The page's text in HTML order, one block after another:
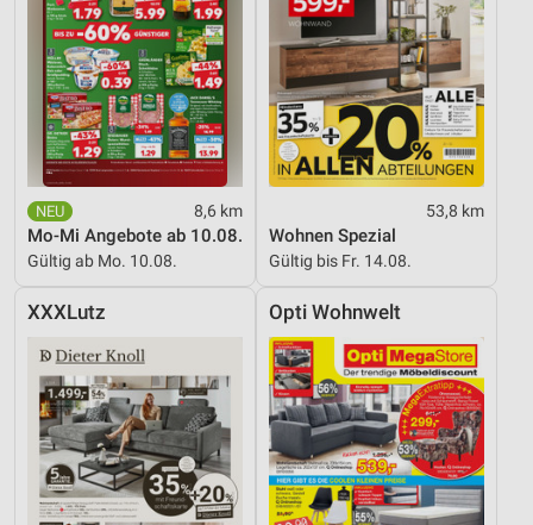
8,6 km
Mo-Mi Angebote ab 10.08.
Gültig ab Mo. 10.08.
53,8 km
Wohnen Spezial
Gültig bis Fr. 14.08.
XXXLutz Opti Wohnwelt